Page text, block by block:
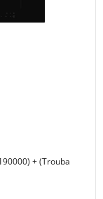
+ (Trouba